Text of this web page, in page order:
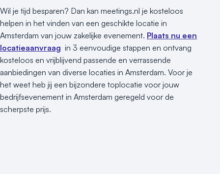
Wil je tijd besparen? Dan kan meetings.nl je kosteloos
helpen in het vinden van een geschikte locatie in
Amsterdam van jouw zakelijke evenement. Plaats nu een
locatieaanvraag in 3 eenvoudige stappen en ontvang
kosteloos en vrijblijvend passende en verrassende
aanbiedingen van diverse locaties in Amsterdam. Voor je
het weet heb jij een bijzondere toplocatie voor jouw
bedrijfsevenement in Amsterdam geregeld voor de
scherpste prijs.